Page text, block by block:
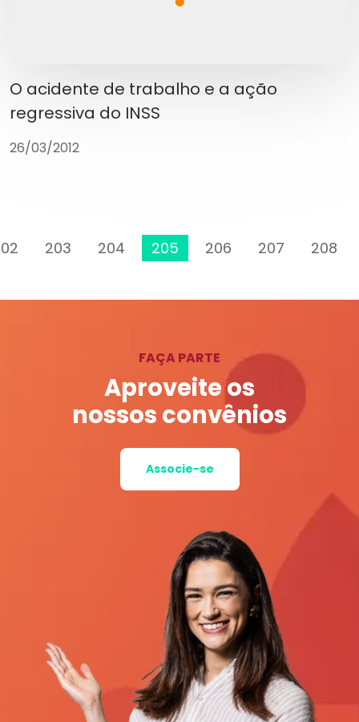
O acidente de trabalho e a ação
regressiva do INSS
26/03/2012
203 204 205 206 207 208
FAÇA PARTE
Aproveite os
nossos convênios
Associe-se